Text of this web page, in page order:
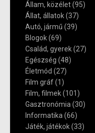
Állam, közélet(95)
Állat, állatok(37)
Autó, jármű (39)
Blogok(69)
Család, gyerek(27)
Egészség (48)
Életmód (27)
Film gráf(1)
Film, filmek(101)
Gasztronómia (30)
Informatika (66)
Játék, játékok(33)